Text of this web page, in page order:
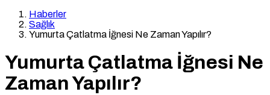
Haberler
Sağlık
Yumurta Çatlatma İğnesi Ne Zaman Yapılır?
Yumurta Çatlatma İğnesi Ne
Zaman Yapılır?